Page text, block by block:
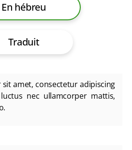
En hébreu
Traduit
amet, consectetur adipiscing
nec ullamcorper mattis,